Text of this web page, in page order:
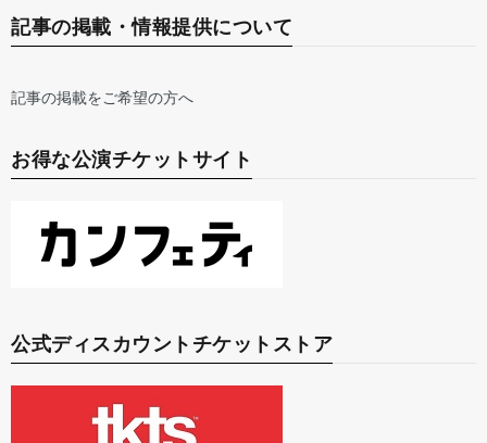
記事の掲載・情報提供について
記事の掲載をご希望の方へ
お得な公演チケットサイト
公式ディスカウントチケットストア